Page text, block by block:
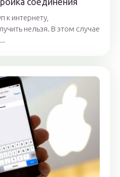
к интернету,
нельзя. В этом случае